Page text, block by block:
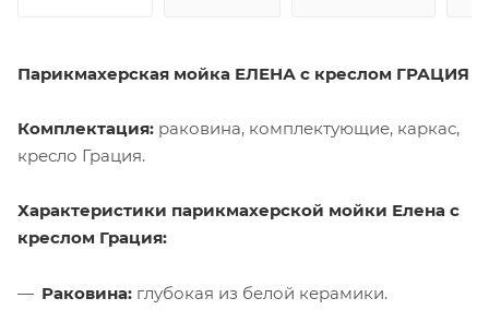
Парикмахерская мойка ЕЛЕНА с креслом ГРАЦИЯ
Комплектация: раковина, комплектующие, каркас,
кресло Грация.
Характеристики парикмахерской мойки Елена с
креслом Грация:
Раковина: глубокая из белой керамики.